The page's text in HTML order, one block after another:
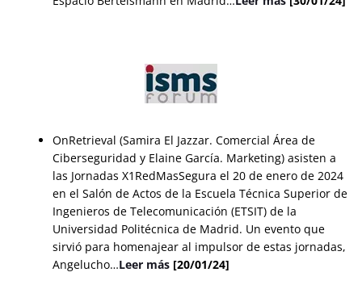
OnRetrieval (Samira El Jazzar. Comercial Área de
Ciberseguridad y Elaine García. Marketing) asisten a
las Jornadas X1RedMasSegura el 20 de enero de 2024
en el Salón de Actos de la Escuela Técnica Superior de
Ingenieros de Telecomunicación (ETSIT) de la
Universidad Politécnica de Madrid. Un evento que
sirvió para homenajear al impulsor de estas jornadas,
Angelucho…Leer más [20/01/24]